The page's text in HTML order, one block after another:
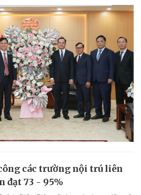
các trường nội trú liên
đạt 73 - 95%